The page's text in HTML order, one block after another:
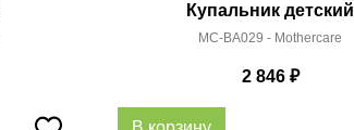
Купальник детский
MC-BA029 - Mothercare
2 846₽